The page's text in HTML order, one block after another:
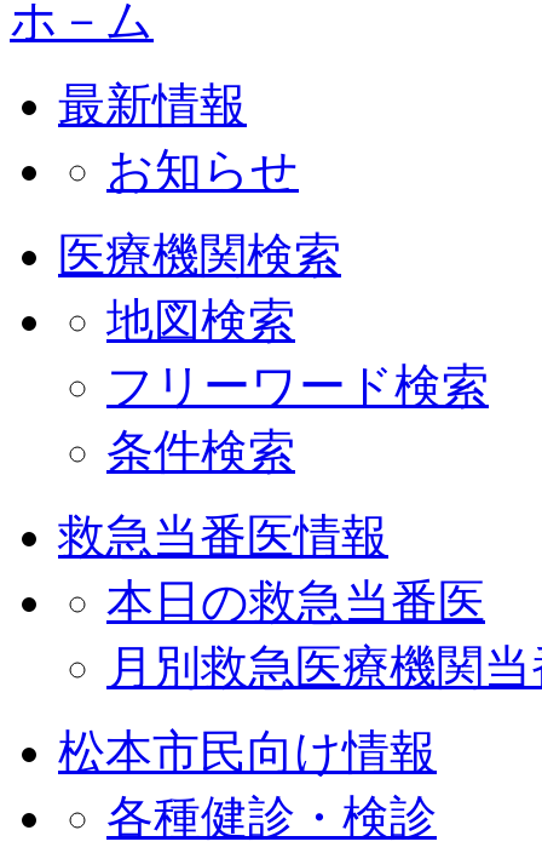
ホ－ム
最新情報
お知らせ
医療機関検索
地図検索
フリーワード検索
条件検索
救急当番医情報
本日の救急当番医
月別救急医療機関
松本市民向け情報
各種健診・検診